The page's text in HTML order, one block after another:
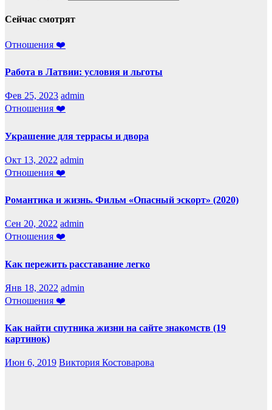
Сейчас смотрят
Отношения ❤️
Работа в Латвии: условия и льготы
Фев 25, 2023 admin
Отношения ❤️
Украшение для террасы и двора
Окт 13, 2022 admin
Отношения ❤️
Романтика и жизнь. Фильм «Опасный эскорт» (2020)
Сен 20, 2022 admin
Отношения ❤️
Как пережить расставание легко
Янв 18, 2022 admin
Отношения ❤️
Как найти спутника жизни на сайте знакомств (19
картинок)
Июн 6, 2019 Виктория Костоварова